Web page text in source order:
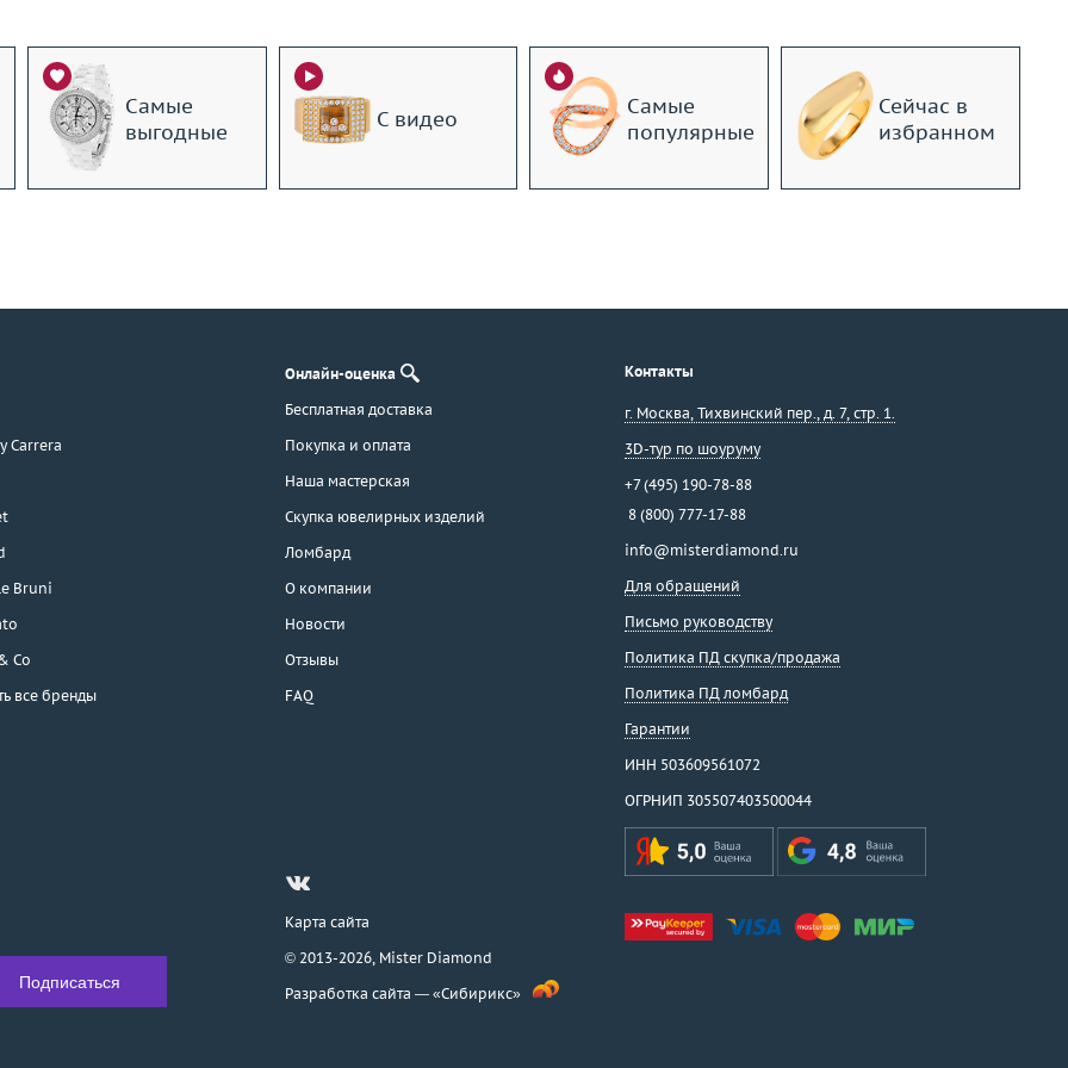
Самые
выгодные
С видео
Самые
популярные
Сейчас в
избранном
Carrera
Bruni
Co
все бренды
Онлайн-оценка
Бесплатная доставка
Покупка и оплата
Наша мастерская
Скупка ювелирных изделий
Ломбард
О компании
Новости
Отзывы
FAQ
Контакты
г. Москва, Тихвинский пер., д. 7, стр. 1.
3D-тур по шоуруму
+7 (495) 190-78-88
8 (800) 777-17-88
info@misterdiamond.ru
Для обращений
Письмо руководству
Политика ПД скупка/продажа
Политика ПД ломбард
Гарантии
ИНН 503609561072
ОГРНИП 305507403500044
Карта сайта
© 2013-2026, Mister Diamond
Разработка сайта — «Сибирикс»